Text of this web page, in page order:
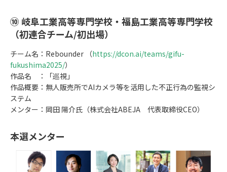
⑩ 岐阜工業高等専門学校・福島工業高等専門学校
（初連合チーム/初出場）
チーム名：Rebounder （https://dcon.ai/teams/gifu-
fukushima2025/）
作品名 ：「巡視」
作品概要：無人販売所でAIカメラ等を活用した不正行為の監視シ
ステム
メンター：岡田 陽介氏（株式会社ABEJA 代表取締役CEO）
本選メンター